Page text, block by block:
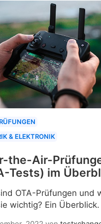
& ELEKTRONIK
the-Air-
Tests) im
OTA-Prüfungen und
wichtig? Ein Überblick.